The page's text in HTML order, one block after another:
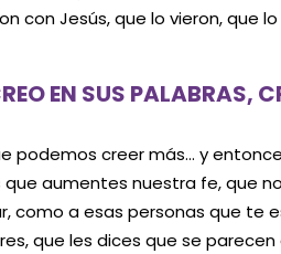
con Jesús, que lo vieron, que
EN SUS PALABRAS,
podemos creer más… y
aumentes nuestra fe, que
como a esas personas que te
que les dices que se parecen